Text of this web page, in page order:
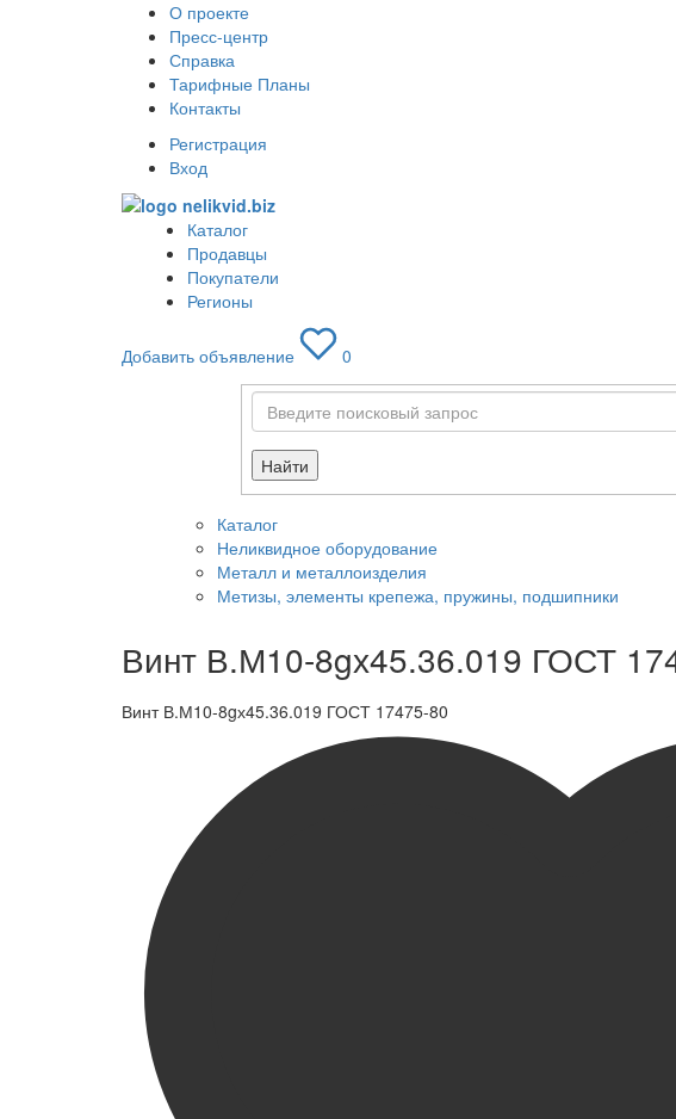
О проекте
Пресс-центр
Справка
Тарифные Планы
Контакты
Регистрация
Вход
Каталог
Продавцы
Покупатели
Регионы
Добавить объявление 0
Найти
Каталог
Неликвидное оборудование
Металл и металлоизделия
Метизы, элементы крепежа, пружины, подшипники
Винт В.М10-8gх45.36.019 ГОСТ
Винт В.М10-8gх45.36.019 ГОСТ 17475-80